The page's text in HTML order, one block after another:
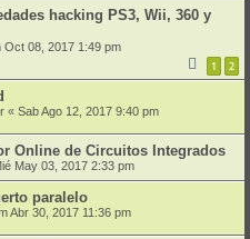
hacking PS3, Wii, 360 y
Oct 08, 2017 1:49 pm
1 2
« Sab Ago 12, 2017 9:40 pm
Online de Circuitos Integrados
May 03, 2017 2:33 pm
paralelo
Abr 30, 2017 11:36 pm